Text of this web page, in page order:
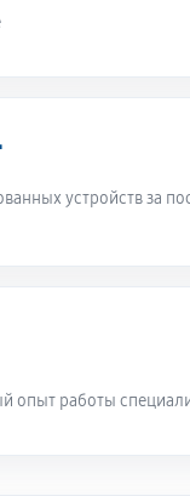
устройств за
опыт работы